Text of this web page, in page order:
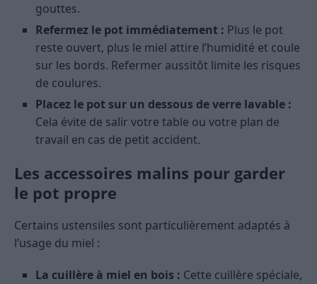
gouttes.
Refermez le pot immédiatement : Plus le pot
reste ouvert, plus le miel attire l’humidité et coule
sur les bords. Refermer aussitôt limite les risques
de coulures.
Placez le pot sur un dessous de verre lavable :
Cela évite de salir votre table ou votre plan de
travail en cas de petit accident.
Les accessoires malins pour garder
le pot propre
Certains ustensiles sont particulièrement adaptés à
l’usage du miel :
La cuillère à miel en bois : Cette cuillère spéciale,